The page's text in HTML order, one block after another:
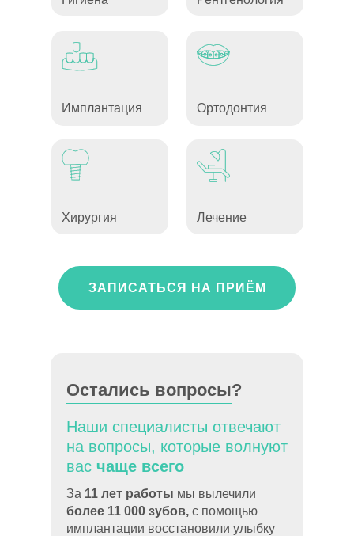
Имплантация Ортодонтия
Хирургия Лечение
ЗАПИСАТЬСЯ НА ПРИЁМ
Остались вопросы?
Наши специалисты отвечают
на вопросы, которые волнуют
вас чаще всего
За 11 лет работы мы вылечили
более 11 000 зубов, с помощью
имплантации восстановили улыбку